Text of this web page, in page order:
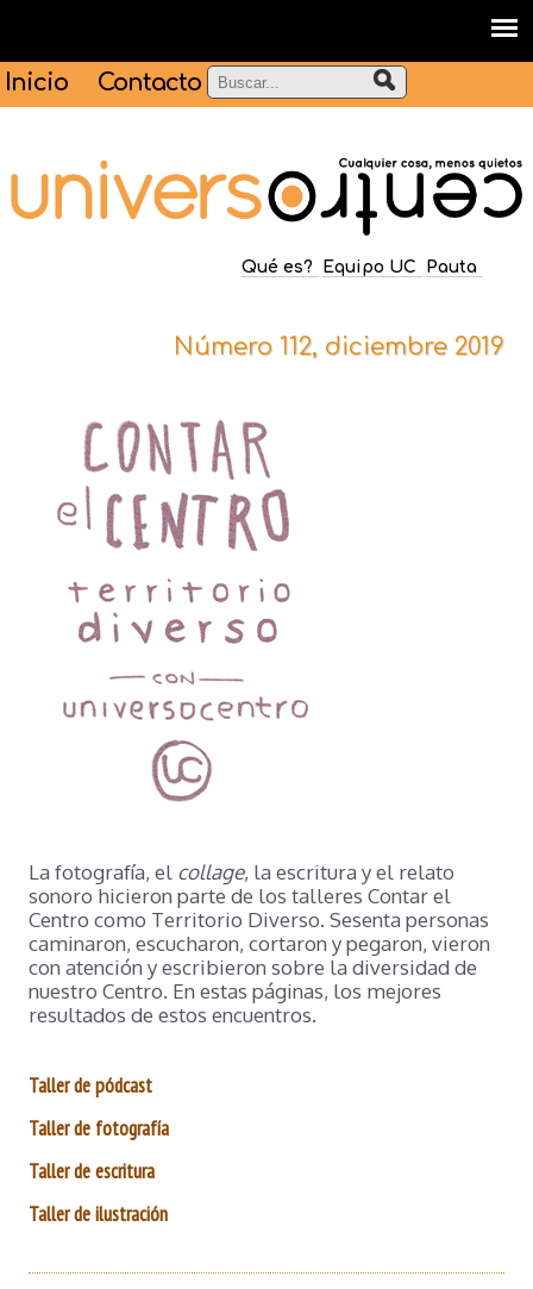
Inicio Contacto
Qué es? Equipo UC Pauta
Número 112, diciembre 2019
La fotografía, el collage, la escritura y el relato
sonoro hicieron parte de los talleres Contar el
Centro como Territorio Diverso. Sesenta personas
caminaron, escucharon, cortaron y pegaron, vieron
con atención y escribieron sobre la diversidad de
nuestro Centro. En estas páginas, los mejores
resultados de estos encuentros.
Taller de pódcast
Taller de fotografía
Taller de escritura
Taller de ilustración